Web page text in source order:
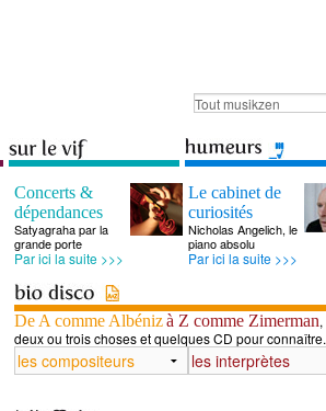
Concerts &
dépendances
Satyagraha par la
grande porte
Par ici la suite >>>
Le cabinet de
curiosités
Nicholas Angelich, le
piano absolu
Par ici la suite >>>
De A comme Albénizà Z comme Zimerman,
deux ou trois choses et quelques CD pour connaître.